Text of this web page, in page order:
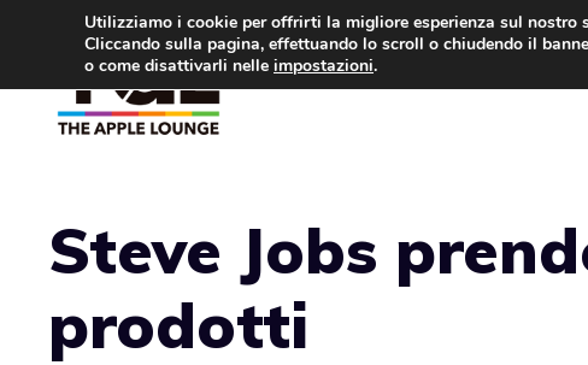
contenuto
Steve Jobs
prodotti
Utilizziamo i cookie per offrirti la migliore esperienza sul nostro
Cliccando sulla pagina, effettuando lo scroll o chiudendo il
o come disattivarli nelle impostazioni.